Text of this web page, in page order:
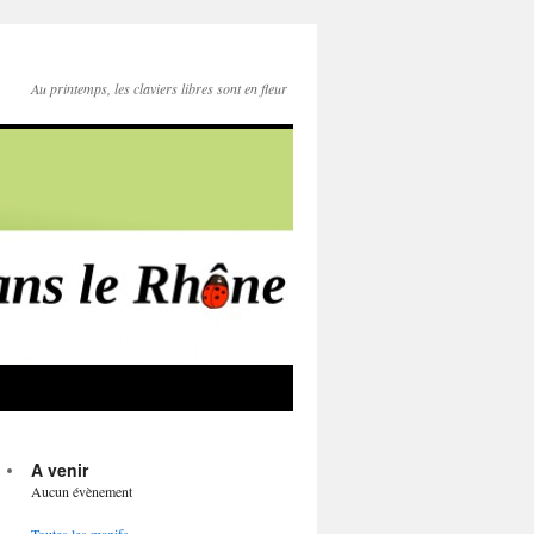
Au printemps, les claviers libres sont en fleur
A venir
Aucun évènement